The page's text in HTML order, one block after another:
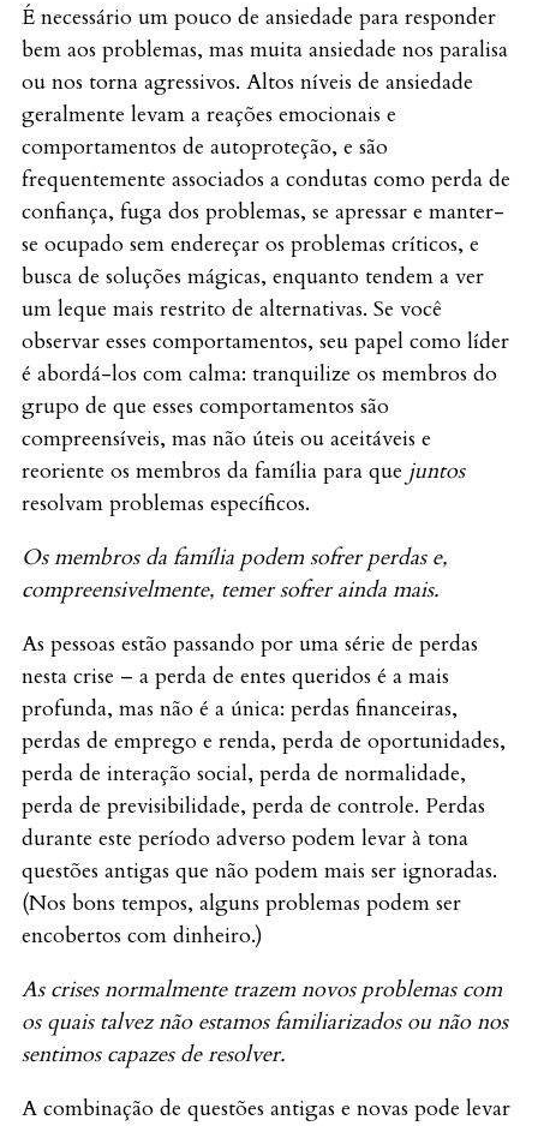
É necessário um pouco de ansiedade para responder
bem aos problemas, mas muita ansiedade nos paralisa
ou nos torna agressivos. Altos níveis de ansiedade
geralmente levam a reações emocionais e
comportamentos de autoproteção, e são
frequentemente associados a condutas como perda de
confiança, fuga dos problemas, se apressar e manter-
se ocupado sem endereçar os problemas críticos, e
busca de soluções mágicas, enquanto tendem a ver
um leque mais restrito de alternativas. Se você
observar esses comportamentos, seu papel como líder
é abordá-los com calma: tranquilize os membros do
grupo de que esses comportamentos são
compreensíveis, mas não úteis ou aceitáveis e
reoriente os membros da família para que juntos
resolvam problemas específicos.
Os membros da família podem sofrer perdas e,
compreensivelmente, temer sofrer ainda mais.
As pessoas estão passando por uma série de perdas
nesta crise – a perda de entes queridos é a mais
profunda, mas não é a única: perdas financeiras,
perdas de emprego e renda, perda de oportunidades,
perda de interação social, perda de normalidade,
perda de previsibilidade, perda de controle. Perdas
durante este período adverso podem levar à tona
questões antigas que não podem mais ser ignoradas.
(Nos bons tempos, alguns problemas podem ser
encobertos com dinheiro.)
As crises normalmente trazem novos problemas com
os quais talvez não estamos familiarizados ou não nos
sentimos capazes de resolver.
A combinação de questões antigas e novas pode levar